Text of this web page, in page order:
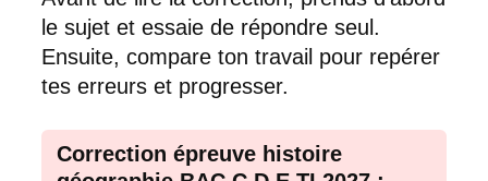
le sujet et essaie de répondre seul.
Ensuite, compare ton travail pour repérer
tes erreurs et progresser.
Correction épreuve histoire